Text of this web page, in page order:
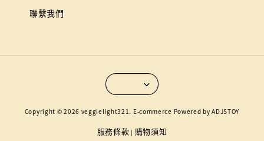
聯繫我們
Copyright © 2026 veggielight321. E-commerce Powered by ADJSTOY
服務條款 | 購物須知